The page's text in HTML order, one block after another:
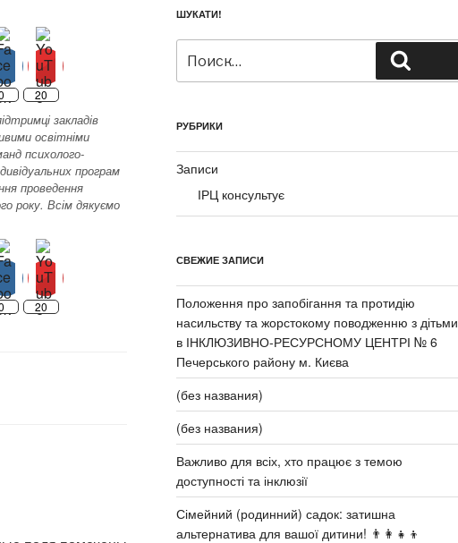
20
закладів
освітніми
психолого-
програм
проведення
року. Всім дякуємо
20
ШУКАТИ!
РУБРИКИ
Записи
ІРЦ консультує
СВЕЖИЕ ЗАПИСИ
Положення про запобігання та протидію
насильству та жорстокому поводженню з дітьми
в ІНКЛЮЗИВНО-РЕСУРСНОМУ ЦЕНТРІ № 6
Печерського району м. Києва
(без названия)
(без названия)
Важливо для всіх, хто працює з темою
доступності та інклюзії
Сімейний (родинний) садок: затишна
альтернатива для вашої дитини! 👨‍👩‍👧‍👦